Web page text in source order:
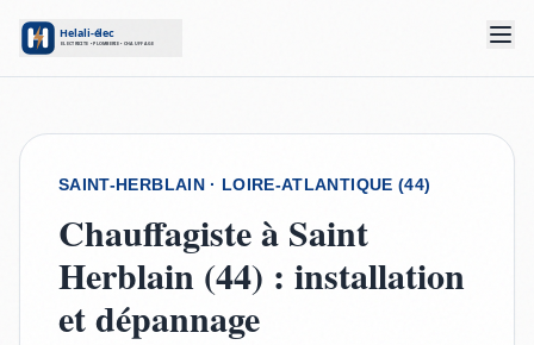
SAINT-HERBLAIN· LOIRE-ATLANTIQUE (44)
Chauffagiste à Saint
Herblain (44) : installation
et dépannage